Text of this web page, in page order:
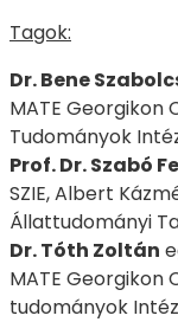
Tagok:
Dr. Bene
MATE Georgikon
Tudományok
Prof. Dr. Szabó
SZIE, Albert
Állattudományi
Dr. Tóth Zoltán
MATE Georgikon
tudományok